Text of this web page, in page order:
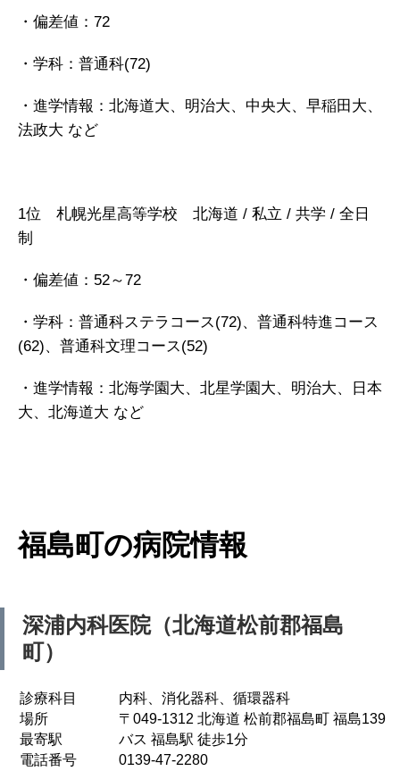
・偏差値：72
・学科：普通科(72)
・進学情報：北海道大、明治大、中央大、早稲田大、
法政大 など
1位 札幌光星高等学校 北海道 / 私立 / 共学 / 全日
制
・偏差値：52～72
・学科：普通科ステラコース(72)、普通科特進コース
(62)、普通科文理コース(52)
・進学情報：北海学園大、北星学園大、明治大、日本
大、北海道大 など
福島町の病院情報
深浦内科医院（北海道松前郡福島
町）
診療科目
内科、消化器科、循環器科
場所
〒049-1312 北海道 松前郡福島町 福島139
最寄駅
バス 福島駅 徒歩1分
電話番号
0139-47-2280